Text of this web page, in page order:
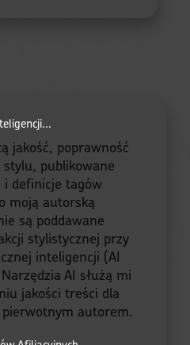
jakość, poprawność
publikowane
definicje tagów
moją autorską
są poddawane
stylistycznej przy
inteligencji (AI
AI służą mi
jakości treści dla
autorem.